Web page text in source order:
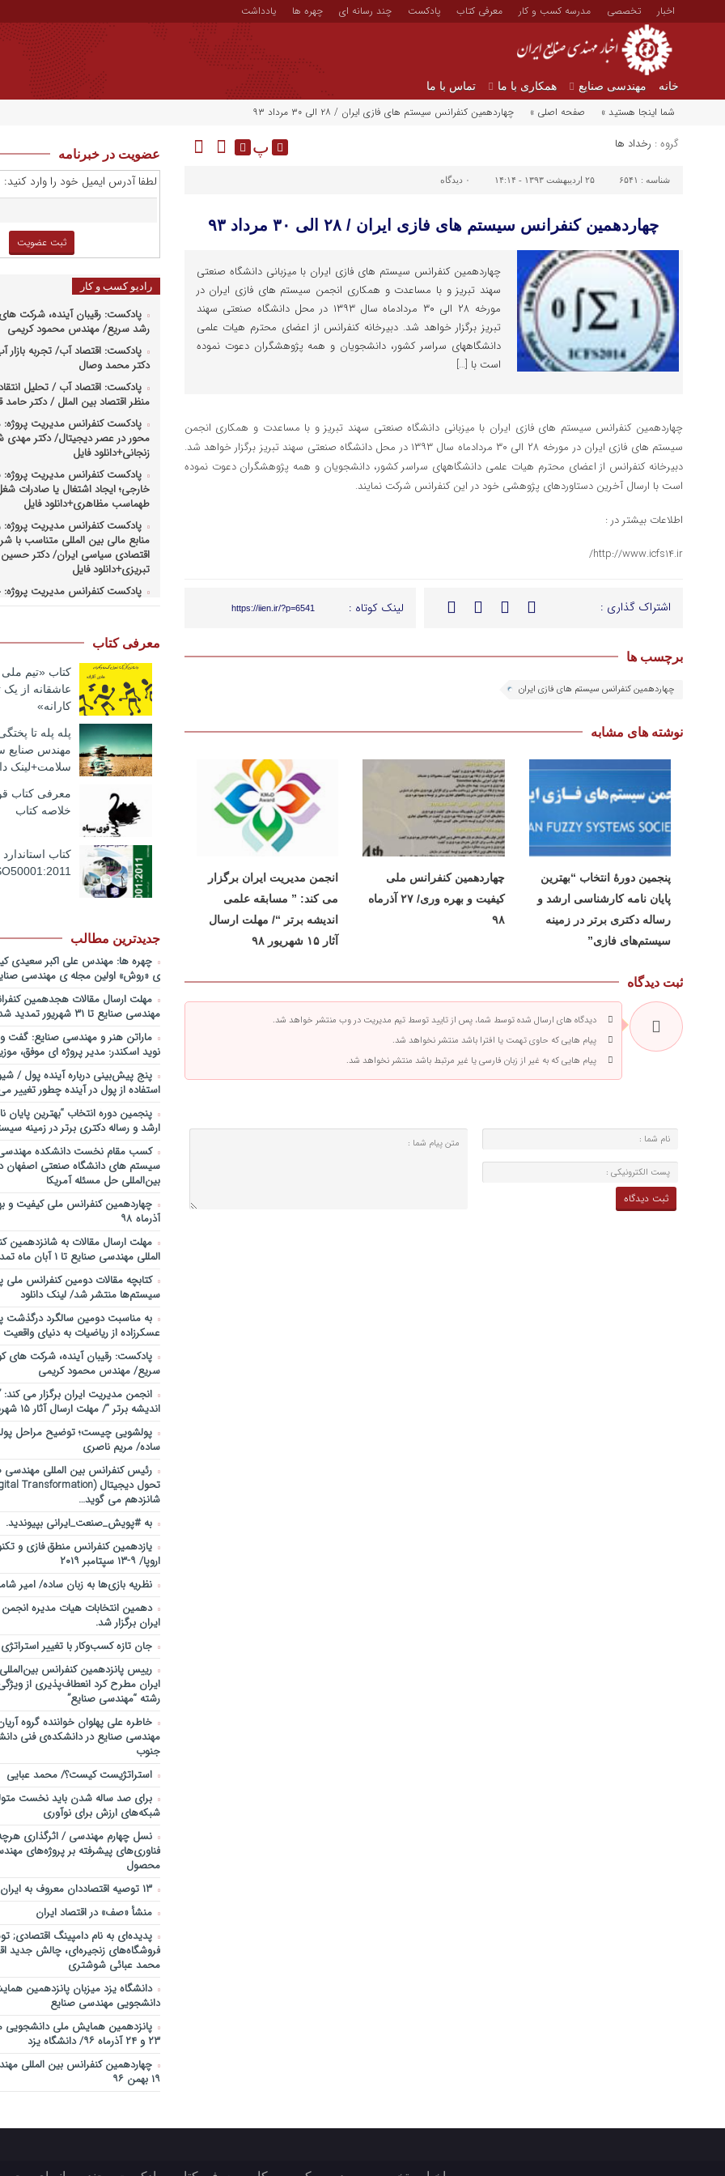
اخبار تخصصی مدرسه کسب و کار معرفی کتاب پادکست چند رسانه ای چهره ها یادداشت
خانه مهندسی صنایع همکاری با ما تماس با ما
شما اینجا هستید » صفحه اصلی » چهاردهمین کنفرانس سیستم های فازی ایران / ۲۸ الی ۳۰ مرداد ۹۳
گروه : رخداد ها پ
شناسه : ۶۵۴۱ ۲۵ اردیبهشت ۱۳۹۳ - ۱۴:۱۴ ۰ دیدگاه
چهاردهمین کنفرانس سیستم های فازی ایران / ۲۸ الی ۳۰ مرداد ۹۳
چهاردهمین کنفرانس سیستم های فازی ایران با میزبانی دانشگاه صنعتی
سهند تبریز و با مساعدت و همکاری انجمن سیستم های فازی ایران در
مورخه ۲۸ الی ۳۰ مردادماه سال ۱۳۹۳ در محل دانشگاه صنعتی سهند
تبریز برگزار خواهد شد. دبیرخانه کنفرانس از اعضای محترم هیات علمی
دانشگاههای سراسر کشور، دانشجویان و همه پژوهشگران دعوت نموده
است با […]
چهاردهمین کنفرانس سیستم های فازی ایران با میزبانی دانشگاه صنعتی سهند تبریز و با مساعدت و همکاری انجمن
سیستم های فازی ایران در مورخه ۲۸ الی ۳۰ مردادماه سال ۱۳۹۳ در محل دانشگاه صنعتی سهند تبریز برگزار خواهد شد.
دبیرخانه کنفرانس از اعضای محترم هیات علمی دانشگاههای سراسر کشور، دانشجویان و همه پژوهشگران دعوت نموده
است با ارسال آخرین دستاوردهای پژوهشی خود در این کنفرانس شرکت نمایند.
اطلاعات بیشتر در :
http://www.icfs14.ir/
اشتراک گذاری : لینک کوتاه : https://iien.ir/?p=6541
برچسب ها
چهاردهمين کنفرانس سيستم های فازی ايران
نوشته های مشابه
پنجمین دورۀ انتخاب “بهترین
پایان ­نامه کارشناسی­ ارشد و
رساله دکتری برتر در زمینه
سیستم‌های فازی”
چهاردهمین کنفرانس ملی
کیفیت و بهره وری/ ۲۷ آذرماه
۹۸
انجمن مدیریت ایران برگزار
می کند: ” مسابقه علمی
اندیشه برتر “/ مهلت ارسال
آثار ۱۵ شهریور ۹۸
ثبت دیدگاه
دیدگاه های ارسال شده توسط شما، پس از تایید توسط تیم مدیریت در وب منتشر خواهد شد.
پیام هایی که حاوی تهمت یا افترا باشد منتشر نخواهد شد.
پیام هایی که به غیر از زبان فارسی یا غیر مرتبط باشد منتشر نخواهد شد.
عضویت در خبرنامه
لطفا آدرس ایمیل خود را وارد کنید:
رادیو کسب و کار
پادکست: رقیبان آینده، شرکت
رشد سریع/ مهندس محمود کریمی
پادکست: اقتصاد آب/ تجربه بازار
دکتر محمد وصال
پادکست: اقتصاد آب / تحلیل
منظر اقتصاد بین الملل / دکتر
پادکست کنفرانس مدیریت پروژه:
محور در عصر دیجیتال/ دکتر مهدی
زنجانی+دانلود فایل
پادکست کنفرانس مدیریت پروژه:
خارجی؛ ایجاد اشتغال یا صادرات
طهماسب مظاهری+دانلود فایل
پادکست کنفرانس مدیریت
منابع مالی بین المللی متناسب با
اقتصادی سیاسی ایران/ دکتر
تبریزی+دانلود فایل
پادکست کنفرانس مدیریت پروژه:
فایل
وزارت نفت در ارتقای مدیریت
صنعت نفت/ مهندس حبیب الله
پادکست کنفرانس مدیریت پروژه:
کسب و کارهای پروژه محور/ دکتر
صبحیه+دانلود فایل
پادکست کنفرانس مدیریت:
ارشد برای ارتقای شایستگیهای کلیدی
استراتژی/ دکتر محمد ابویی
صوتی
پادکست کنفرانس مدیریت: چگونه
تری بسازیم/ دکتر کیوان
پادکست کنفرانس مدیریت: کاربرد
در تدوین سیستمهای جبران خدمات،
اقتصاد/ بخش سوم/ مهندس پیمان
در تدوین سیستمهای جبران
اقتصاد/ بخش دوم / دکتر حامد
صوتی
پادکست کنفرانس مدیریت: کاربرد
در تدوین سیستمهای جبران
اقتصاد/ بخش اول / دکتر مسعود
فایل صوتی
پادکست سخنرانی دکتر بهرخ
خصوص مدیریت و اقتصاد در فضا +
روی ماه و مریخ
پادکست/ سخنان دکتر سعید
مدیریت دارایی های فیزیکی
چطور در سازمان ها آینده پژوهی
شروع کنیم؟ برنامه چه باید باشد؟! /
صوتی دکتر تقوی
فایل صوتی گفت و گوی رامبد
مصطفی تقوی در خصوص آینده
خندوانه
سخنرانی دکتر دیواندری در
بانکداری / کنفرانس ملی توسعه
بانکی
سخنرانی دکتر علیرضا فیض بخش با
پژوهی نظام بانکداری / ۹ بهمن ماه ۹۲
معرفی کتاب
کتاب «تیم ملی
عاشقانه از
کارانه»
پله پله تا
مهندس صنایع
سلامت+لینک
معرفی کتاب
خلاصه کتاب
کتاب
جدیدترین مطالب
چهره ها: مهندس علی اکبر سعیدی
ی «روش» اولین مجله ی مهندسی
مهلت ارسال مقالات هجدهمین
مهندسی صنایع تا ۳۱ شهریور تمدید شد.
ماراتن هنر و مهندسی صنایع: گفت
نوید اسکندر: مدیر پروژه ای موفق،
پنج پیش‌بینی درباره آینده پول /
استفاده از پول در آینده چطور تغییر
پنجمین دورۀ انتخاب “بهترین پایان
ارشد و رساله دکتری برتر در زمینه
کسب مقام نخست دانشکده
سیستم های دانشگاه صنعتی اصفهان
بین‌المللی حل مسئله آمریکا
آذرماه ۹۸
مهلت ارسال مقالات به شانزدهمین
المللی مهندسی صنایع تا ۱ آبان ماه تمدید شد.
کتابچه مقالات دومین کنفرانس ملی
سیستم‌ها منتشر شد/ لینک دانلود
به مناسبت دومین سالگرد درگذشت
عسکرزاده از ریاضیات به دنیای
پادکست: رقیبان آینده، شرکت های
سریع/ مهندس محمود کریمی
انجمن مدیریت ایران برگزار می
اندیشه برتر “/ مهلت ارسال آثار ۱۵ شهریور ۹۸
پولشویی چیست؛ توضیح مراحل
ساده/ مریم ناصری
رئیس کنفرانس بین المللی مهندسی
شانزدهم می گوید…
به #پویش_صنعت_ایرانی بپیوندید.
یازدهمین کنفرانس منطق فازی و
اروپا/ ۹-۱۳ سپتامبر ۲۰۱۹
نظریه بازی‌ها به زبان ساده/ امیر
دهمین انتخابات هیات مدیره
ایران برگزار شد.
جان تازه کسب‌وکار با تغییر استراتژی
رییس پانزدهمین کنفرانس
ایران مطرح کرد انعطاف‌پذیری از
رشته “مهندسی صنایع”
خاطره علی پهلوان خواننده گروه
مهندسی صنایع در دانشکده‌ی فنی
جنوب
استراتژیست کیست؟‬/ محمد عبایی
برای صد ساله شدن باید نخست
شبکه‌های ارزش برای نوآوری
نسل چهارم مهندسی / اثرگذاری
فناوری‌های پیشرفته بر پروژه‌های
محصول
۱۳ توصیه اقتصاددان معروف به ایران
منشأ «صف» در اقتصاد ایران
پدیده‌ای به نام دامپینگ اقتصادی;
فروشگاه‌های زنجیره‌ای، چالش جدید
محمد عبائی شوشتری
دانشگاه یزد میزبان پانزدهمین
دانشجویی مهندسی صنایع
پانزدهمین همایش ملی دانشجویی
۲۳ و ۲۴ آذرماه ۹۶/ دانشگاه یزد
۱۹ بهمن ۹۶